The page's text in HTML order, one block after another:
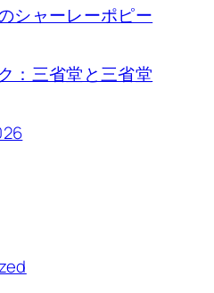
シャーレーポピー
：三省堂と三省堂